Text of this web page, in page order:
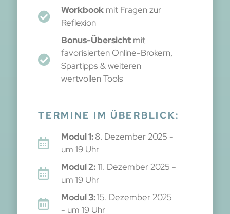
Workbook mit Fragen zur
Reflexion
Bonus-Übersicht mit
favorisierten Online-Brokern,
Spartipps & weiteren
wertvollen Tools
TERMINE IM ÜBERBLICK:
Modul 1:8. Dezember 2025 -
um 19 Uhr
Modul 2:11. Dezember 2025 -
um 19 Uhr
Modul 3:15. Dezember 2025
- um 19 Uhr